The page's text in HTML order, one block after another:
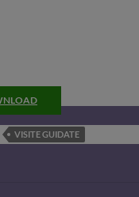
VISITE GUIDATE